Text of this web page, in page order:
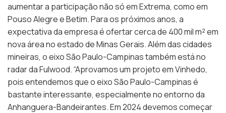
aumentar a participação não só em Extrema, como em
Pouso Alegre e Betim. Para os próximos anos, a
expectativa da empresa é ofertar cerca de 400 mil m² em
nova área no estado de Minas Gerais. Além das cidades
mineiras, o eixo São Paulo-Campinas também está no
radar da Fulwood. “Aprovamos um projeto em Vinhedo,
pois entendemos que o eixo São Paulo-Campinas é
bastante interessante, especialmente no entorno da
Anhanguera-Bandeirantes. Em 2024 devemos começar